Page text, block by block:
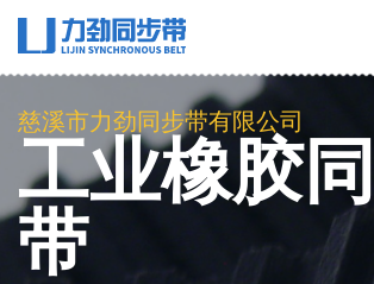
慈溪市力劲同步带有限公司
工业橡胶
带